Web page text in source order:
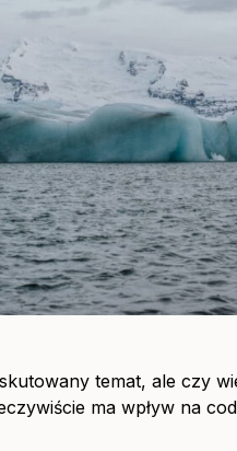
temat, ale czy
ma wpływ na